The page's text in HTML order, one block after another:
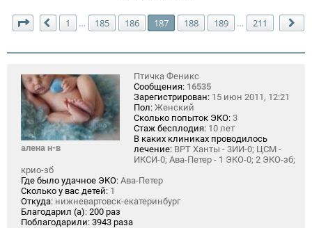
Страница 187 из211
Пред.
1 … 185 186 187 188 189 … 211
алена н-в
Птичка Феникс
Сообщения: 16535
Зарегистрирован: 15 июн 2011, 12:21
Пол: Женский
Сколько попыток ЭКО: 3
Стаж бесплодия: 10 лет
В каких клиниках проводилось
лечение: ВРТ Ханты - 3ИИ-0; ЦСМ -
ИКСИ-0; Ава-Петер - 1 ЭКО-0; 2 ЭКО-зб;
крио-зб
Где было удачное ЭКО: Ава-Петер
Сколько у вас детей: 1
Откуда: нижневартовск-екатеринбург
Благодарил (а): 200 раз
Поблагодарили: 3943 раза